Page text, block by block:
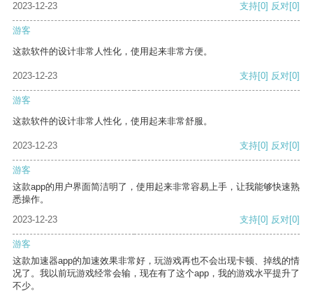
2023-12-23
支持[0] 反对[0]
游客
这款软件的设计非常人性化，使用起来非常方便。
2023-12-23 支持[0] 反对[0]
游客
这款软件的设计非常人性化，使用起来非常舒服。
2023-12-23 支持[0] 反对[0]
游客
这款app的用户界面简洁明了，使用起来非常容易上手，让我能够快速熟
悉操作。
2023-12-23
支持[0] 反对[0]
游客
这款加速器app的加速效果非常好，玩游戏再也不会出现卡顿、掉线的情
况了。我以前玩游戏经常会输，现在有了这个app，我的游戏水平提升了
不少。